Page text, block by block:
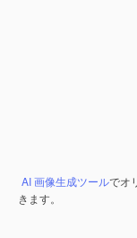
AI 画像生成ツールでオ
きます。